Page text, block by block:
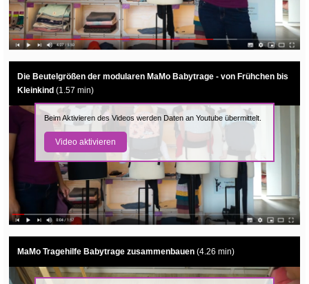
Die Beutelgrößen der modularen MaMo Babytrage - von Frühchen bis
Kleinkind (1.57 min)
Beim Aktivieren des Videos werden Daten an Youtube übermittelt.
Video aktivieren
MaMo Tragehilfe Babytrage zusammenbauen (4.26 min)